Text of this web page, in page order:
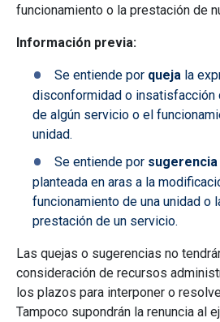
funcionamiento o la prestación de
Información previa:
Se entiende por queja la
disconformidad o insatisfacción
de algún servicio o el
unidad.
Se entiende por sugerencia
planteada en aras a la
funcionamiento de una unidad o
prestación de un servicio.
Las quejas o sugerencias no
consideración de recursos
los plazos para interponer o
Tampoco supondrán la renuncia al